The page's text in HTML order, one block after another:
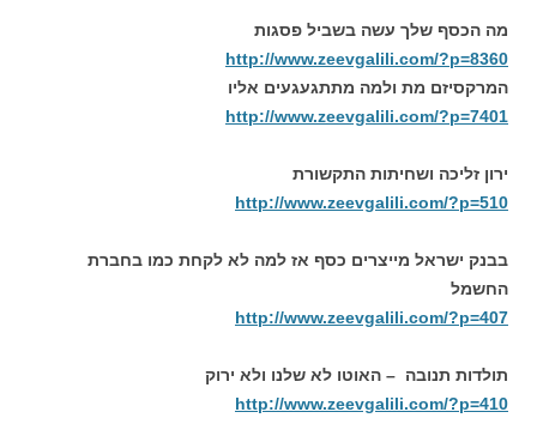
מה הכסף שלך עשה בשביל פסגות
http://www.zeevgalili.com/?p=8360
המרקסיזם מת ולמה מתתגעגעים אליו
http://www.zeevgalili.com/?p=7401
ירון זליכה ושחיתות התקשורת
http://www.zeevgalili.com/?p=510
בבנק ישראל מייצרים כסף אז למה לא לקחת כמו בחברת
החשמל
http://www.zeevgalili.com/?p=407
תולדות תנובה – האוטו לא שלנו ולא ירוק
http://www.zeevgalili.com/?p=410